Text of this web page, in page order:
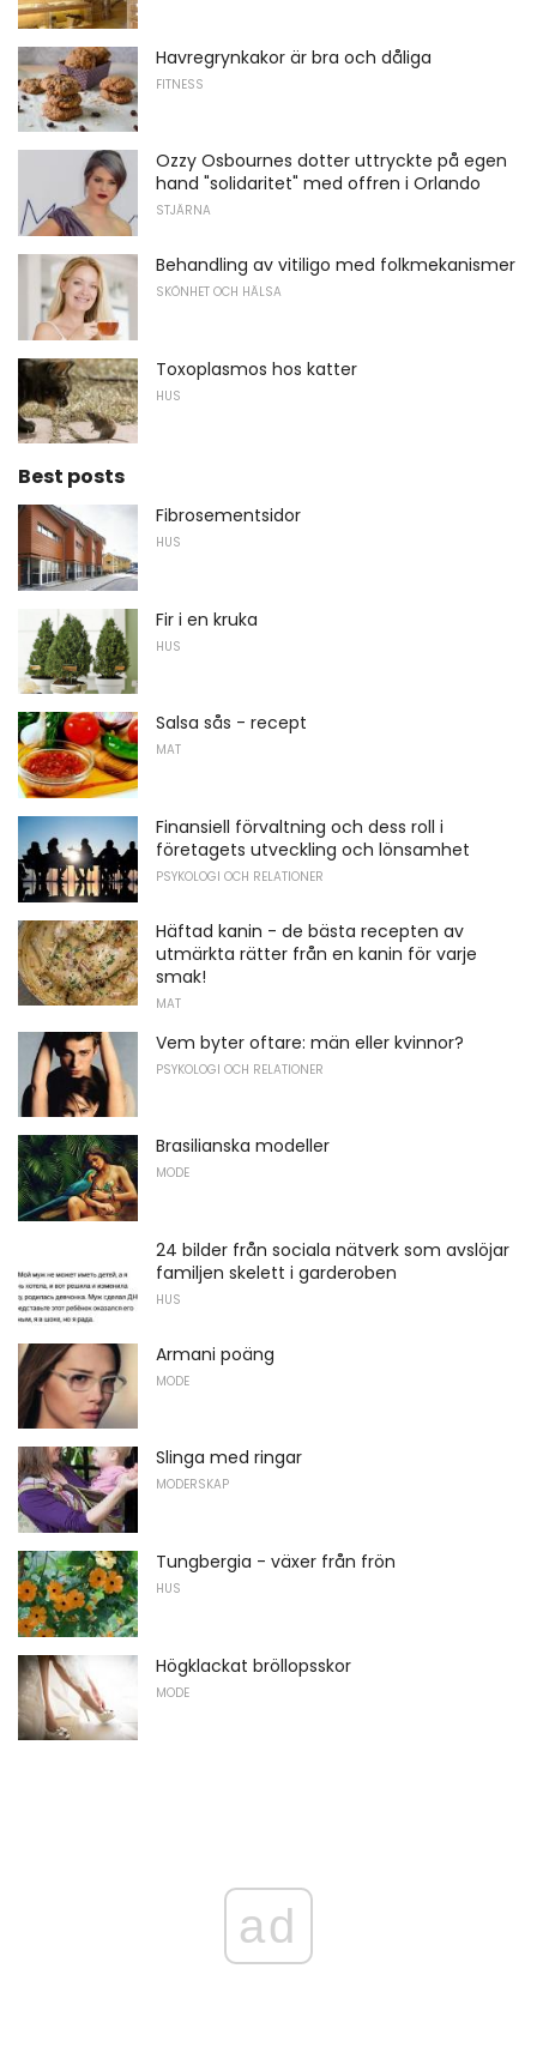
Havregrynkakor är bra och dåliga
FITNESS
Ozzy Osbournes dotter uttryckte på egen
hand "solidaritet" med offren i Orlando
STJÄRNA
Behandling av vitiligo med folkmekanismer
SKÖNHET OCH HÄLSA
Toxoplasmos hos katter
HUS
Best posts
Fibrosementsidor
HUS
Fir i en kruka
HUS
Salsa sås - recept
MAT
Finansiell förvaltning och dess roll i
företagets utveckling och lönsamhet
PSYKOLOGI OCH RELATIONER
Häftad kanin - de bästa recepten av
utmärkta rätter från en kanin för varje
smak!
MAT
Vem byter oftare: män eller kvinnor?
PSYKOLOGI OCH RELATIONER
Brasilianska modeller
MODE
24 bilder från sociala nätverk som avslöjar
familjen skelett i garderoben
HUS
Armani poäng
MODE
Slinga med ringar
MODERSKAP
Tungbergia - växer från frön
HUS
Högklackat bröllopsskor
MODE
ad